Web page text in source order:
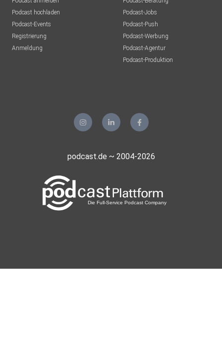
Podcast hochladen
Podcast-Events
Registrierung
Anmeldung
Podcast-Jobs
Podcast-Push
Podcast-Werbung
Podcast-Agentur
Podcast-Produktion
podcast.de ~ 2004-2026